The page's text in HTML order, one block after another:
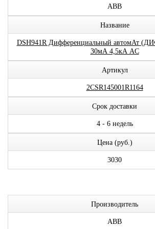
ABB
Название
DSH941R Дифференциальный автомАт
30мА 4,5кА AC
Артикул
2CSR145001R1164
Срок доставки
4 - 6 недель
Цена (руб.)
3030
Производитель
ABB